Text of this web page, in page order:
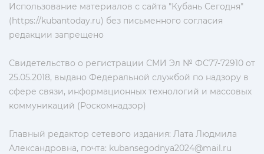
Использование материалов с сайта "Кубань Сегодня"
(https://kubantoday.ru) без письменного согласия
редакции запрещено
Свидетельство о регистрации СМИ Эл № ФС77-72910 от
25.05.2018, выдано Федеральной службой по надзору в
сфере связи, информационных технологий и массовых
коммуникаций (Роскомнадзор)
Главный редактор сетевого издания: Лата Людмила
Александровна, почта: kubansegodnya2024@mail.ru